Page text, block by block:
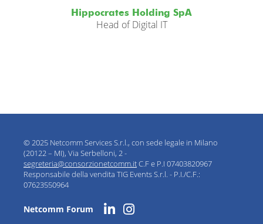
Hippocrates Holding SpA
Head of Digital IT
© 2025 Netcomm Services S.r.l., con sede legale in Milano
(20122 – MI), Via Serbelloni, 2 -
segreteria@consorzionetcomm.itC.F e P.I 07403820967
Responsabile della vendita TIG Events S.r.l. - P.I./C.F.:
07623550964
Netcomm Forum